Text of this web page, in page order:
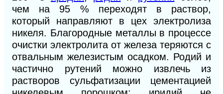
чем на 95 % переходят в раствор,
который направляют в цех электролиза
никеля. Благородные металлы в процессе
очистки электролита от железа теряются с
отвальным железистым осадком. Родий и
частично рутений можно извлечь из
растворов сульфатизации цементацией